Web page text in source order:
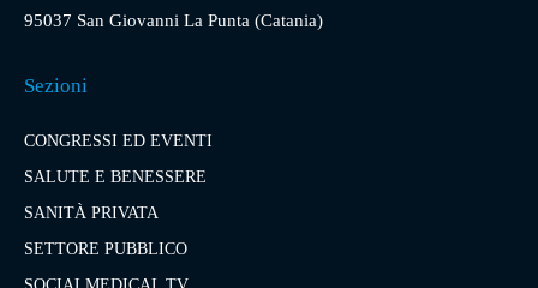
95037 San Giovanni La Punta (Catania)
Sezioni
CONGRESSI ED EVENTI
SALUTE E BENESSERE
SANITÀ PRIVATA
SETTORE PUBBLICO